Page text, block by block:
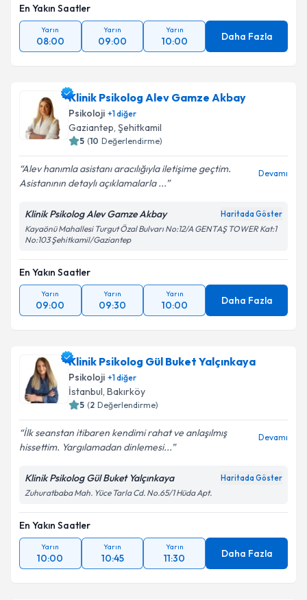
En Yakın Saatler
Yarın
08:00
Yarın
09:00
Yarın
10:00 Daha Fazla
Klinik Psikolog Alev Gamze Akbay
Psikoloji +1diğer
Gaziantep, Şehitkamil
5 (10 Değerlendirme)
Alev hanımla asistanı aracılığıyla iletişime geçtim.
Asistanının detaylı açıklamalarla ...
Devamı
Klinik Psikolog Alev Gamze Akbay Haritada Göster
Kayaönü Mahallesi Turgut Özal Bulvarı No:12/A GENTAŞ TOWER Kat:1
No:103 Şehitkamil/Gaziantep
En Yakın Saatler
Yarın
09:00
Yarın
09:30
Yarın
10:00 Daha Fazla
Klinik Psikolog Gül Buket Yalçınkaya
Psikoloji +1diğer
İstanbul, Bakırköy
5 (2 Değerlendirme)
İlk seanstan itibaren kendimi rahat ve anlaşılmış
hissettim. Yargılamadan dinlemesi...
Devamı
Klinik Psikolog Gül Buket Yalçınkaya Haritada Göster
Zuhuratbaba Mah. Yüce Tarla Cd. No.65/1 Hüda Apt.
En Yakın Saatler
Yarın
10:00
Yarın
10:45
Yarın
11:30 Daha Fazla